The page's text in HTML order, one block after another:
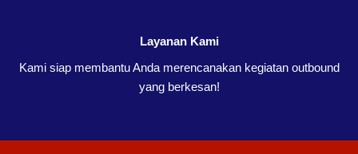
Layanan Kami
Kami siap membantu Anda merencanakan kegiatan outbound
yang berkesan!